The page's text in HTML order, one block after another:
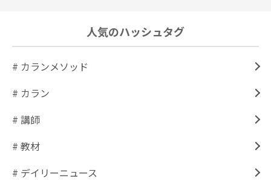
人気のハッシュタグ
# カランメソッド
# カラン
# 講師
# 教材
# デイリーニュース